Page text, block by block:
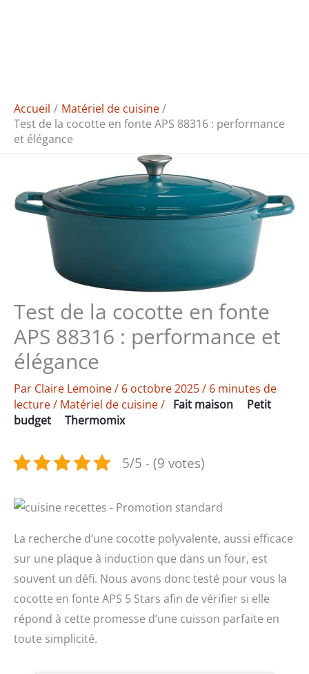
Accueil
Matériel de cuisine
Test de la cocotte en fonte APS 88316 : performance
et élégance
Test de la cocotte en fonte
APS 88316 : performance et
élégance
Par Claire Lemoine/ 6 octobre 2025/ 6 minutes de
lecture/ Matériel de cuisine/ Fait maison
Petit
budget
Thermomix
5/5 - (9 votes)
La recherche d’une cocotte polyvalente, aussi efficace
sur une plaque à induction que dans un four, est
souvent un défi. Nous avons donc testé pour vous la
cocotte en fonte APS 5 Stars afin de vérifier si elle
répond à cette promesse d’une cuisson parfaite en
toute simplicité.